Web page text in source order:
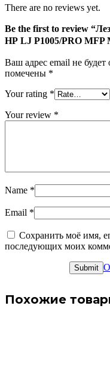
There are no reviews yet.
Be the first to review
НР LJ P1005/PRO MFP
Ваш адрес email не будет
помечены *
Your rating *
Your review *
Name *
Email *
Сохранить моё имя,
последующих моих
Похожие